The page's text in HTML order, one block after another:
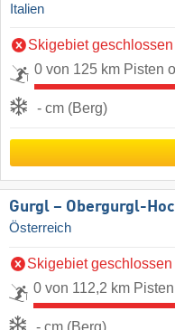
Italien
Skigebiet geschlossen
0 von 125 km Pisten
- cm (Berg)
Gurgl – Obergurgl-
Österreich
Skigebiet geschlossen
0 von 112,2 km
- cm (Berg)